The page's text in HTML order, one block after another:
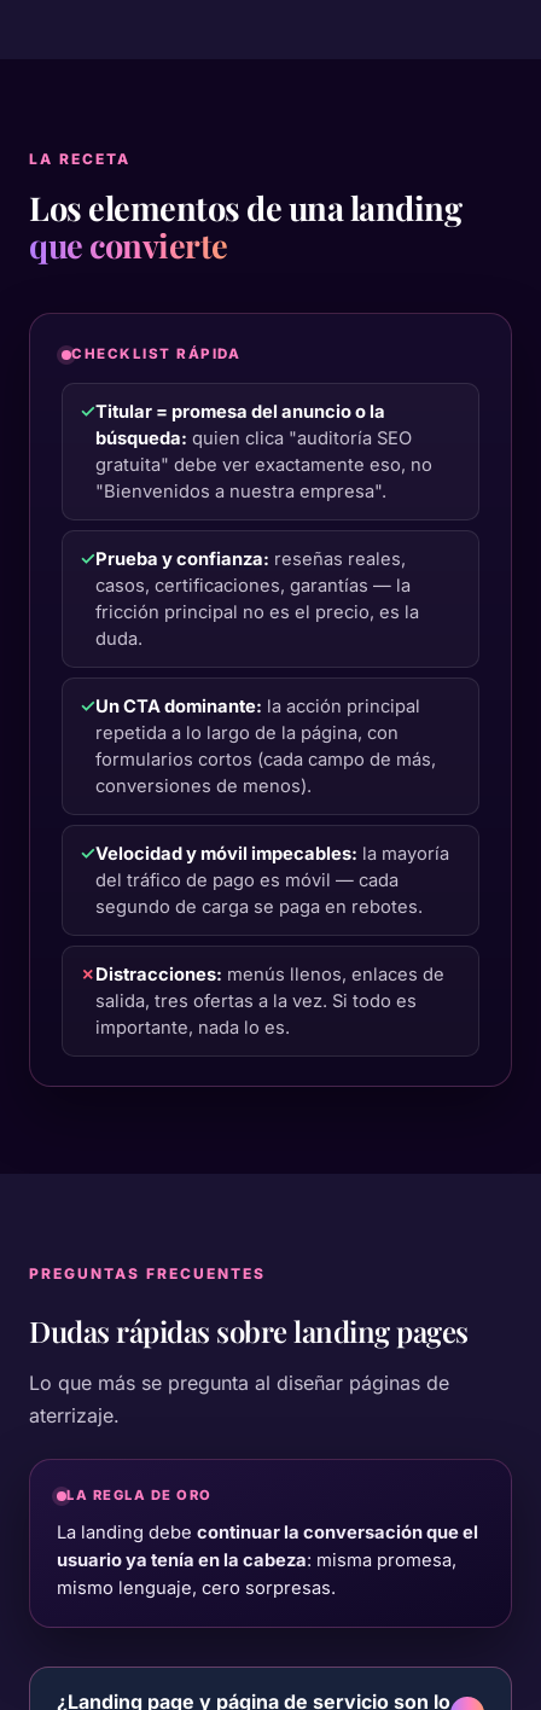
LA RECETA
Los elementos de una landing
que convierte
CHECKLIST RÁPIDA
✓Titular = promesa del anuncio o la
búsqueda: quien clica "auditoría SEO
gratuita" debe ver exactamente eso, no
"Bienvenidos a nuestra empresa".
✓Prueba y confianza: reseñas reales,
casos, certificaciones, garantías — la
fricción principal no es el precio, es la
duda.
✓Un CTA dominante: la acción principal
repetida a lo largo de la página, con
formularios cortos (cada campo de más,
conversiones de menos).
✓Velocidad y móvil impecables: la mayoría
del tráfico de pago es móvil — cada
segundo de carga se paga en rebotes.
✗Distracciones: menús llenos, enlaces de
salida, tres ofertas a la vez. Si todo es
importante, nada lo es.
PREGUNTAS FRECUENTES
Dudas rápidas sobrelanding pages
Lo que más se pregunta al diseñar páginas de
aterrizaje.
LA REGLA DE ORO
La landing debe continuar la conversación que el
usuario ya tenía en la cabeza: misma promesa,
mismo lenguaje, cero sorpresas.
¿Landing page y página de servicio son lo